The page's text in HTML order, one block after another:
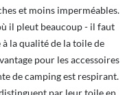
et moins imperméables.
il pleut beaucoup - il faut
la qualité de la toile de
pour les accessoires
de camping est respirant.
par leur toile en